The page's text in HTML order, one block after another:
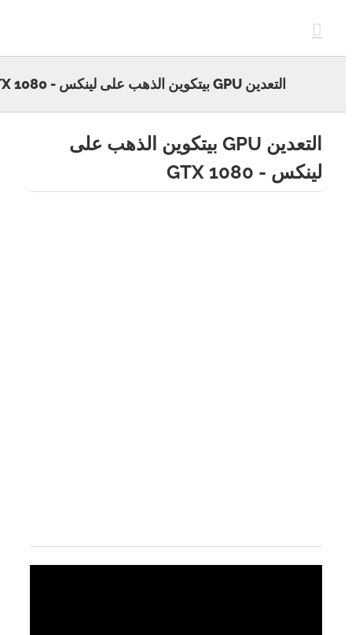
التعدين GPU بيتكوين الذهب على